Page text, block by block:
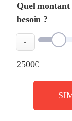
Quel montant
besoin ?
-
2500€